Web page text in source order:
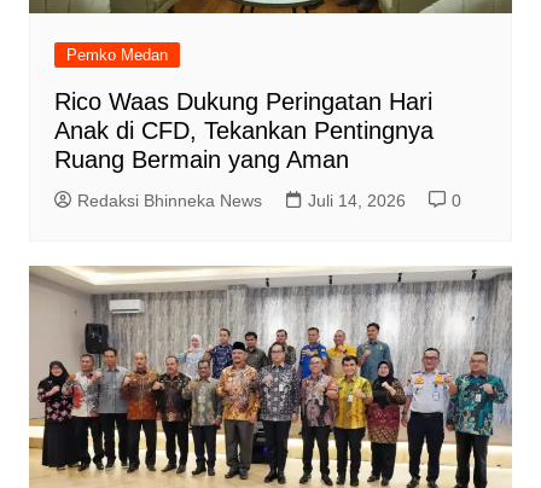
Pemko Medan
Rico Waas Dukung Peringatan Hari
Anak di CFD, Tekankan Pentingnya
Ruang Bermain yang Aman
Redaksi Bhinneka News Juli 14, 2026 0